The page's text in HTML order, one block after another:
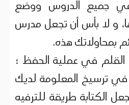
جميع الدروس ووضع
و لا بأس أن تجعل مدرس
بمحاولاتك هذه.
القلم في عملية الحفظ ؛
في ترسيخ المعلومة لديك
الكتابة طريقة للترفيه